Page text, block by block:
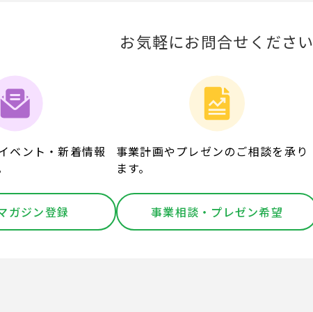
お気軽にお問合せください
ベント・新着情報
ガジン登録
事業計画やプレゼンのご相談を承り
ます。
事業相談・プレゼン希望